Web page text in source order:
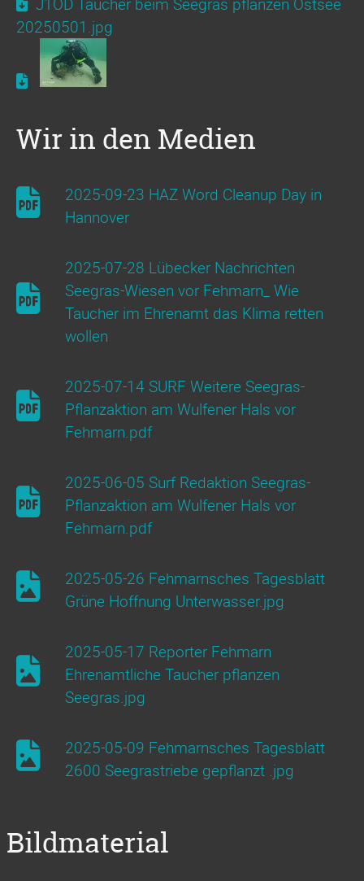
20250501.jpg
Wir in den Medien
2025-09-23 HAZ Word Cleanup Day in
Hannover
2025-07-28 Lübecker Nachrichten
Seegras-Wiesen vor Fehmarn_ Wie
Taucher im Ehrenamt das Klima retten
wollen
2025-07-14 SURF Weitere Seegras-
Pflanzaktion am Wulfener Hals vor
Fehmarn.pdf
2025-06-05 Surf Redaktion Seegras-
Pflanzaktion am Wulfener Hals vor
Fehmarn.pdf
2025-05-26 Fehmarnsches Tagesblatt
Grüne Hoffnung Unterwasser.jpg
2025-05-17 Reporter Fehmarn
Ehrenamtliche Taucher pflanzen
Seegras.jpg
2025-05-09 Fehmarnsches Tagesblatt
2600 Seegrastriebe gepflanzt .jpg
Bildmaterial